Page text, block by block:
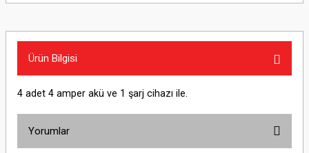
Ürün Bilgisi
4 adet 4 amper akü ve 1 şarj cihazı ile.
Yorumlar